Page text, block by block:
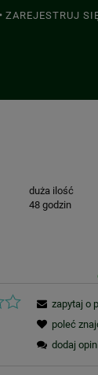
ZAREJESTRUJ
duża ilość
48 godzin
zapytaj o
poleć
dodaj